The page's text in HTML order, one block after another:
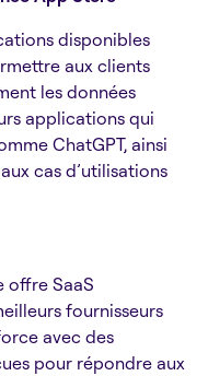
disponibles
aux clients
les données
applications qui
ChatGPT, ainsi
cas d’utilisations
offre SaaS
fournisseurs
avec des
pour répondre aux